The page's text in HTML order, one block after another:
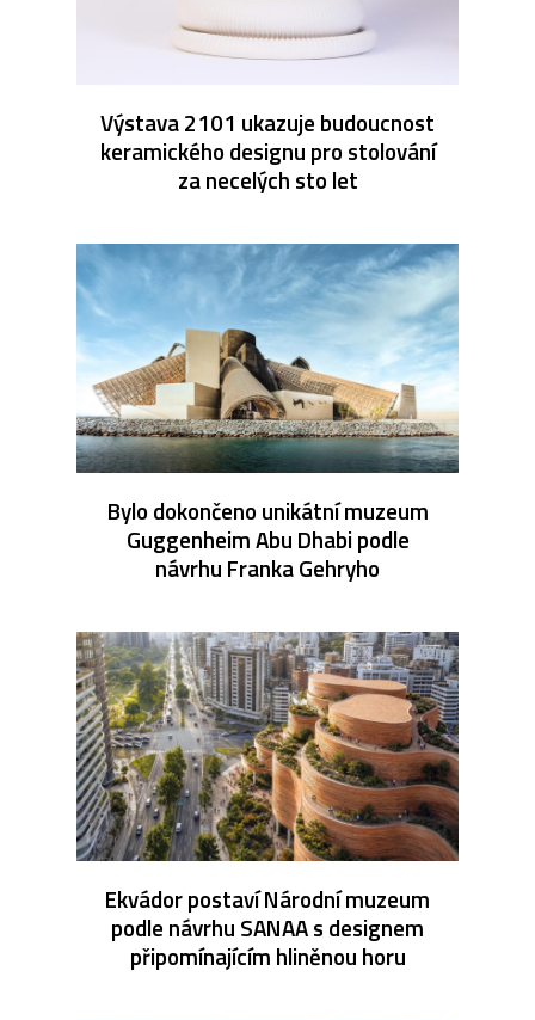
Výstava 2101 ukazuje budoucnost
keramického designu pro stolování
za necelých sto let
Bylo dokončeno unikátní muzeum
Guggenheim Abu Dhabi podle
návrhu Franka Gehryho
Ekvádor postaví Národní muzeum
podle návrhu SANAA s designem
připomínajícím hliněnou horu